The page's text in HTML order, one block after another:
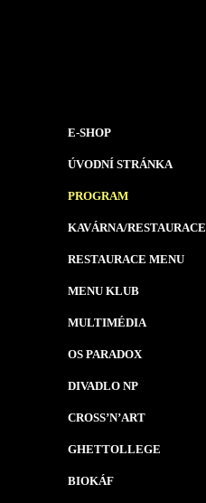
E-SHOP
ÚVODNÍ STRÁNKA
PROGRAM
KAVÁRNA/RESTAURACE
RESTAURACE MENU
MENU KLUB
MULTIMÉDIA
OS PARADOX
DIVADLO NP
CROSS’N’ART
GHETTOLLEGE
BIOKÁF